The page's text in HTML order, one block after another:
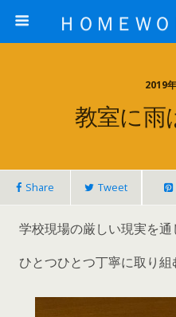
2019
教室に雨
Share Tweet
学校現場の厳しい現実を
ひとつひとつ丁寧に取り